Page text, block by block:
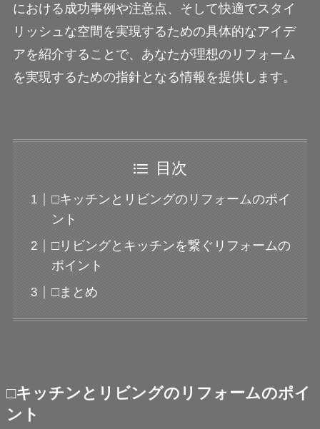
における成功事例や注意点、そして快適でスタイ
リッシュな空間を実現するための具体的なアイデ
アを紹介することで、あなたが理想のリフォーム
を実現するための指針となる情報を提供します。
目次
□キッチンとリビングのリフォームのポイ
ント
□リビングとキッチンを繋ぐリフォームの
ポイント
□まとめ
□キッチンとリビングのリフォームのポイ
ント